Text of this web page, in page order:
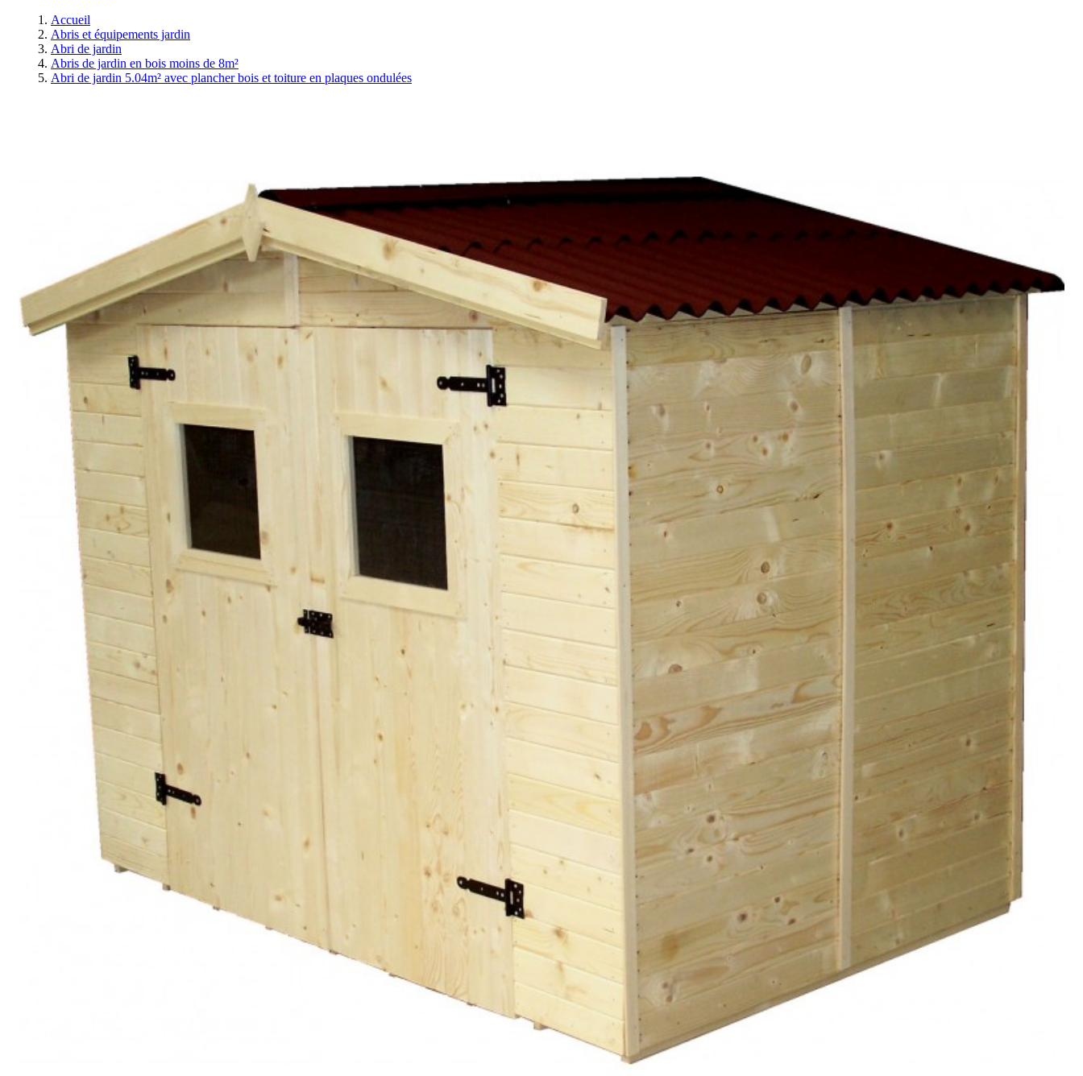
Accueil
Abris et équipements jardin
Abri de jardin
Abris de jardin en bois moins de 8m²
Abri de jardin 5.04m² avec plancher bois et toiture en plaques ondulées